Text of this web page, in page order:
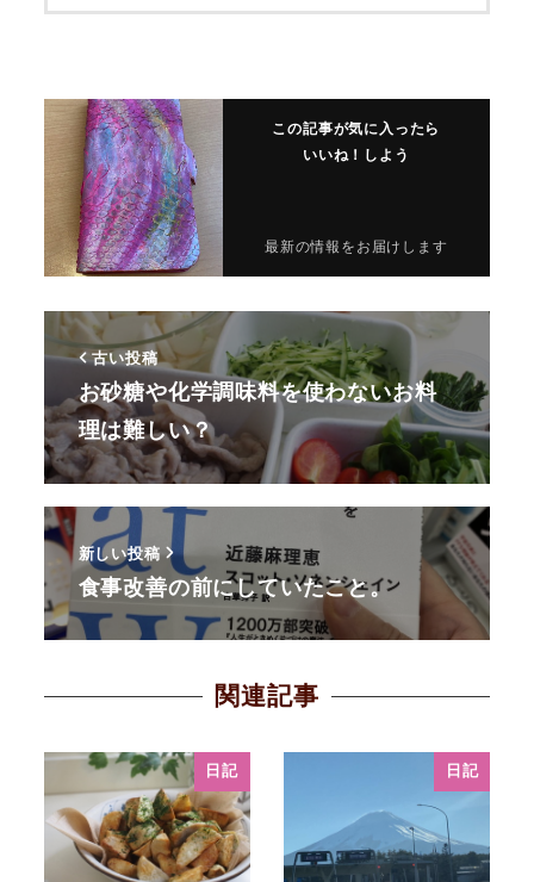
この記事が気に入ったら
いいね！しよう
最新の情報をお届けします
古い投稿
お砂糖や化学調味料を使わないお料
理は難しい？
新しい投稿
食事改善の前にしていたこと。
関連記事
日記 日記